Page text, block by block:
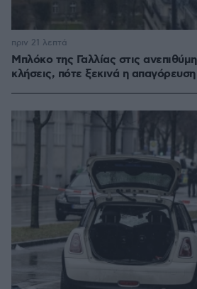
Μπλόκο της Γαλλίας στις
κλήσεις, πότε ξεκινά η απαγόρευση
πριν 21 λεπτά